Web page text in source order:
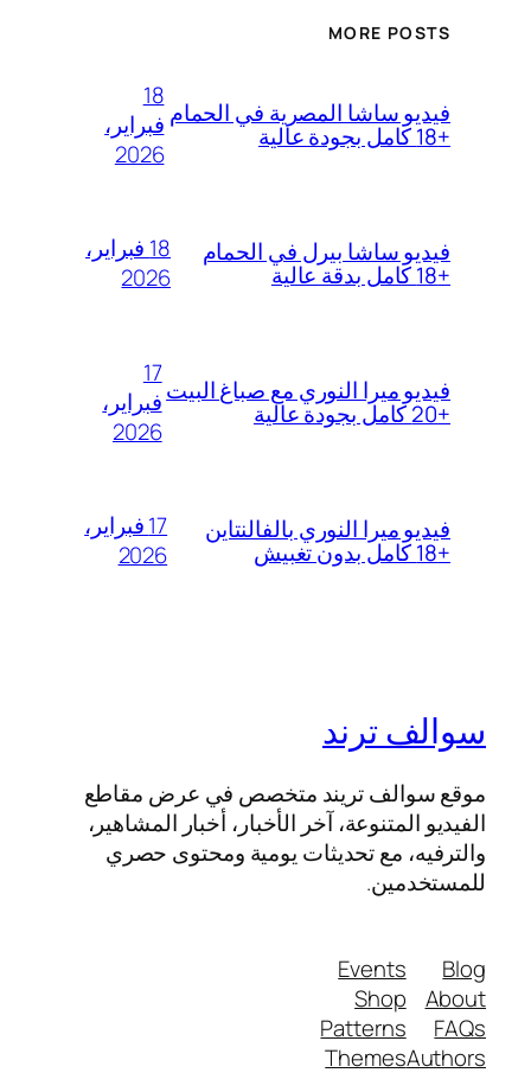
MORE POSTS
فيديو ساشا المصرية في الحمام
+18 كامل بجودة عالية
18
فبراير،
2026
فيديو ساشا بيرل في الحمام
+18 كامل بدقة عالية
18 فبراير،
2026
فيديو ميرا النوري مع صباغ البيت
+20 كامل بجودة عالية
17
فبراير،
2026
فيديو ميرا النوري بالفالنتاين
+18 كامل بدون تغبيش
17 فبراير،
2026
سوالف ترند
موقع سوالف تريند متخصص في عرض مقاطع
الفيديو المتنوعة، آخر الأخبار، أخبار المشاهير،
والترفيه، مع تحديثات يومية ومحتوى حصري
للمستخدمين.
Blog
About
FAQs
Authors
Events
Shop
Patterns
Themes